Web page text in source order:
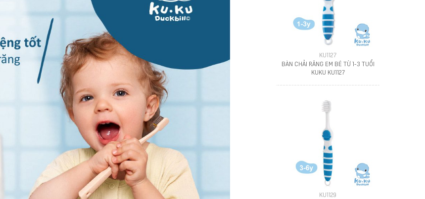
KU1127
BÀN CHẢI RĂNG EM BÉ TỪ 1-3 TUỔI
KUKU KU1127
KU1129